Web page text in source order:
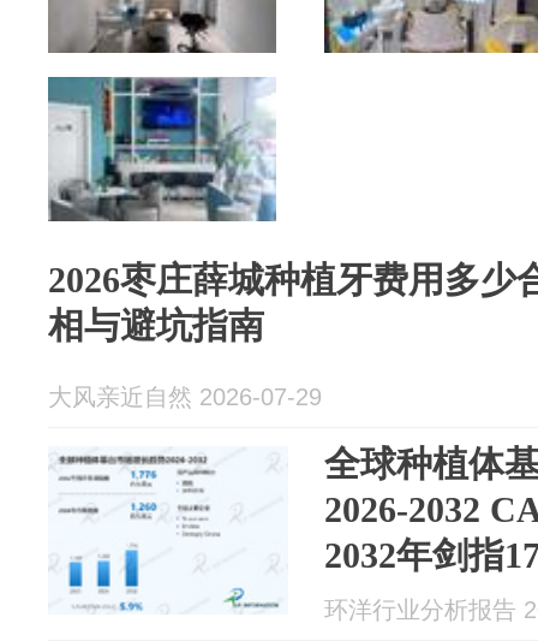
2026枣庄薛城种植牙费用多少
相与避坑指南
大风亲近自然 2026-07-29
全球种植体
2026-2032
2032年剑指
环洋行业分析报告